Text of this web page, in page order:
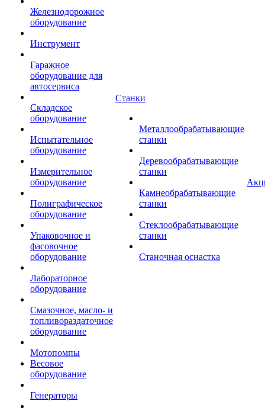
Железнодорожное
оборудование
Инструмент
Гаражное
оборудование для
автосервиса
Складское
оборудование
Испытательное
оборудование
Измерительное
оборудование
Полиграфическое
оборудование
Упаковочное и
фасовочное
оборудование
Лабораторное
оборудование
Смазочное, масло- и
топливораздаточное
оборудование
Мотопомпы
Весовое
оборудование
Генераторы
Станки
Металлообрабатывающие
станки
Деревообрабатывающие
станки
Камнеобрабатывающие
станки
Стеклообрабатывающие
станки
Станочная оснастка